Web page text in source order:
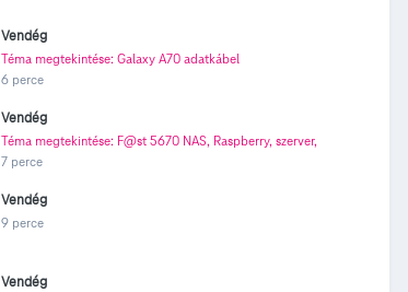
Vendég
Téma megtekintése: Galaxy A70 adatkábel
6 perce
Vendég
Téma megtekintése: F@st 5670 NAS, Raspberry, szerver,
7 perce
Vendég
9 perce
Vendég